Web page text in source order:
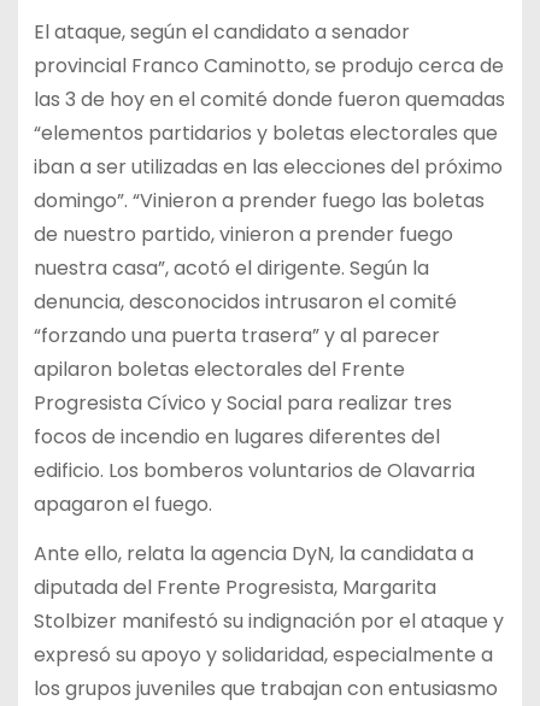
El ataque, según el candidato a senador
provincial Franco Caminotto, se produjo cerca de
las 3 de hoy en el comité donde fueron quemadas
“elementos partidarios y boletas electorales que
iban a ser utilizadas en las elecciones del próximo
domingo”. “Vinieron a prender fuego las boletas
de nuestro partido, vinieron a prender fuego
nuestra casa”, acotó el dirigente. Según la
denuncia, desconocidos intrusaron el comité
“forzando una puerta trasera” y al parecer
apilaron boletas electorales del Frente
Progresista Cívico y Social para realizar tres
focos de incendio en lugares diferentes del
edificio. Los bomberos voluntarios de Olavarria
apagaron el fuego.
Ante ello, relata la agencia DyN, la candidata a
diputada del Frente Progresista, Margarita
Stolbizer manifestó su indignación por el ataque y
expresó su apoyo y solidaridad, especialmente a
los grupos juveniles que trabajan con entusiasmo